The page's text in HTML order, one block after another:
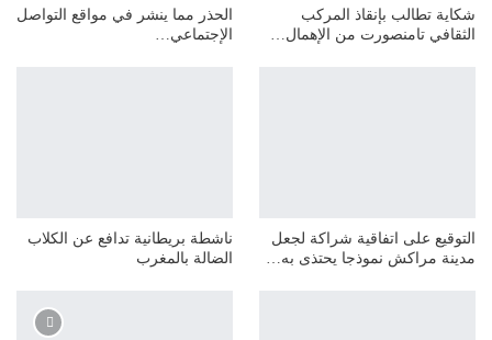
شكاية تطالب بإنقاذ المركب
الثقافي تامنصورت من الإهمال…
الحذر مما ينشر في مواقع التواصل
الإجتماعي…
التوقيع على اتفاقية شراكة لجعل
مدينة مراكش نموذجا يحتذى به…
ناشطة بريطانية تدافع عن الكلاب
الضالة بالمغرب